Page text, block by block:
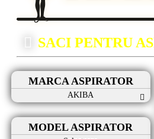
SACI PENTRU
MARCA ASPIRATOR
AKIBA
MODEL ASPIRATOR